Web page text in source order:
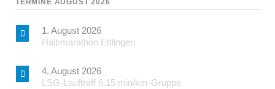
TERMINE AUGUST 2026
1. August 2026
Halbmarathon Ettlingen
4. August 2026
LSG-Lauftreff 6:15 min/km-Gruppe